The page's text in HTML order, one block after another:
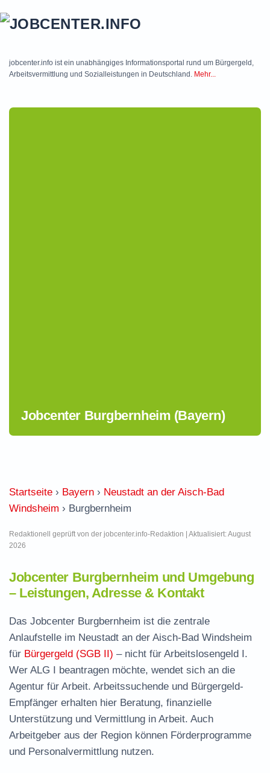
jobcenter.info ist ein unabhängiges Informationsportal rund um Bürgergeld,
Arbeitsvermittlung und Sozialleistungen in Deutschland. Mehr...
Jobcenter Burgbernheim (Bayern)
Startseite › Bayern › Neustadt an der Aisch-Bad
Windsheim › Burgbernheim
Redaktionell geprüft von der jobcenter.info-Redaktion | Aktualisiert: August
2026
Jobcenter Burgbernheim und Umgebung
– Leistungen, Adresse & Kontakt
Das Jobcenter Burgbernheim ist die zentrale
Anlaufstelle im Neustadt an der Aisch-Bad Windsheim
für Bürgergeld (SGB II) – nicht für Arbeitslosengeld I.
Wer ALG I beantragen möchte, wendet sich an die
Agentur für Arbeit. Arbeitssuchende und Bürgergeld-
Empfänger erhalten hier Beratung, finanzielle
Unterstützung und Vermittlung in Arbeit. Auch
Arbeitgeber aus der Region können Förderprogramme
und Personalvermittlung nutzen.